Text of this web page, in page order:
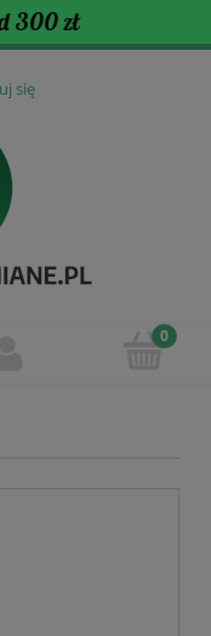
300 zł
się